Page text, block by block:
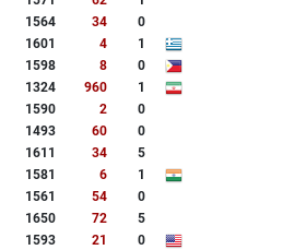
1564 34
0
1601 4
1
1598 8
0
1324 960
1
1590 2
0
1493 60
0
1611 34
5
1581 6
1
1561 54
0
1650 72
5
1593 21
0